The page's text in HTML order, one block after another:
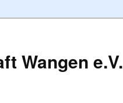
Wangen e.V.